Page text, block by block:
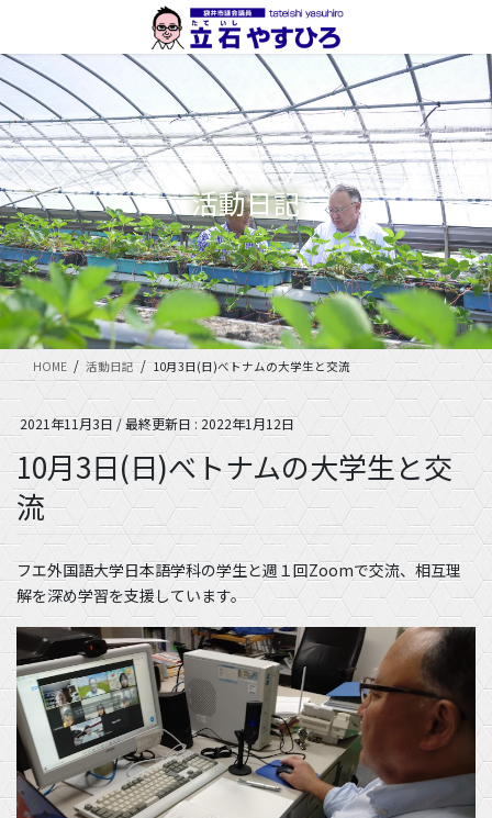
テ
ン
ツ
に
移
動
ゲ
ー
シ
ョ
ン
に
移
動
活動日記
HOME 活動日記 10月3日(日)べトナムの大学生と交流
2021年11月3日/ 最終更新日 :2022年1月12日
10月3日(日)べトナムの大学生と交
流
フエ外国語大学日本語学科の学生と週１回Zoomで交流、相互理
解を深め学習を支援しています。